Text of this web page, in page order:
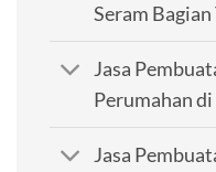
Seram
Jasa
Perumahan
Jasa